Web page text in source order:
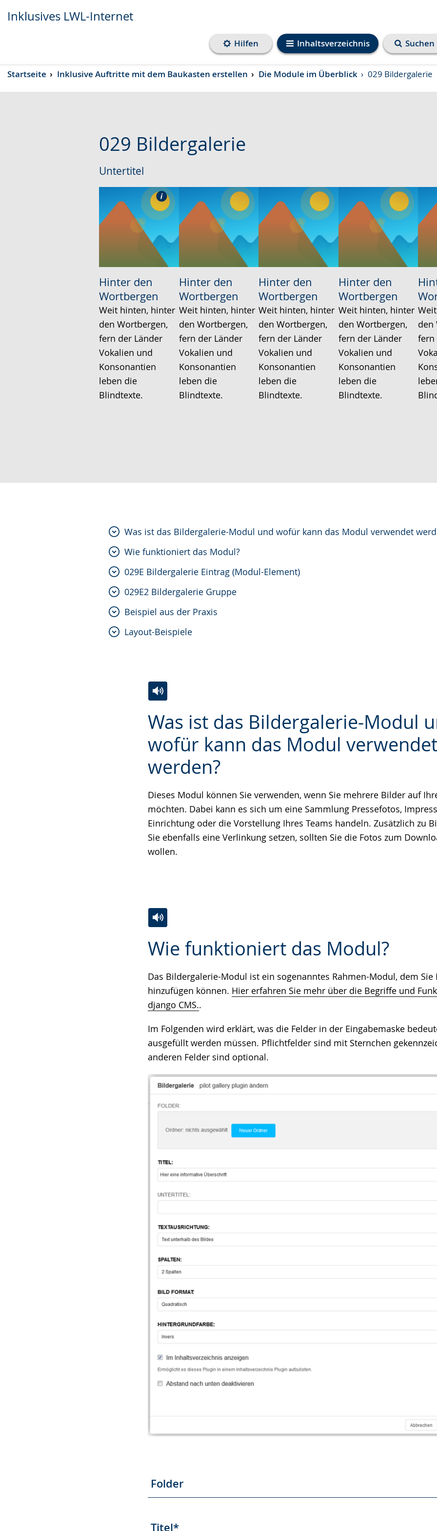
Transkript anzeigen
Abspielen
Pausieren
Inklusives LWL-Internet
Inhaltsverzeichnis
Hilfen Suchen
Startseite Inklusive Auftritte mit dem Baukasten erstellen Die Module im Überblick 029 Bildergalerie
029 Bildergalerie
Untertitel
Hinter den
Wortbergen
Weit hinten, hinter
den Wortbergen,
fern der Länder
Vokalien und
Konsonantien
leben die
Blindtexte.
Hinter den
Wortbergen
Weit hinten, hinter
den Wortbergen,
fern der Länder
Vokalien und
Konsonantien
leben die
Blindtexte.
Hinter den
Wortbergen
Weit hinten, hinter
den Wortbergen,
fern der Länder
Vokalien und
Konsonantien
leben die
Blindtexte.
Hinter den
Wortbergen
Weit hinten, hinter
den Wortbergen,
fern der Länder
Vokalien und
Konsonantien
leben die
Blindtexte.
den
fern
Was ist das Bildergalerie-Modul und wofür kann das Modul verwendet
Wie funktioniert das Modul?
029E Bildergalerie Eintrag (Modul-Element)
029E2 Bildergalerie Gruppe
Beispiel aus der Praxis
Layout-Beispiele
Was ist das Bildergalerie-Modul
wofür kann das Modul verwendet
werden?
Dieses Modul können Sie verwenden, wenn Sie mehrere Bilder auf
möchten. Dabei kann es sich um eine Sammlung Pressefotos,
Einrichtung oder die Vorstellung Ihres Teams handeln. Zusätzlich zu
Sie ebenfalls eine Verlinkung setzen, sollten Sie die Fotos zum
wollen.
Leichten
Sprache
wechseln.
Audio-
Unterstützung.
Video
Deutscher
Gebärdensprache
angezeigt.
Wie funktioniert das Modul?
Das Bildergalerie-Modul ist ein sogenanntes Rahmen-Modul, dem Sie
hinzufügen können. Hier erfahren Sie mehr über die Begriffe und
django CMS..
Im Folgenden wird erklärt, was die Felder in der Eingabemaske
ausgefüllt werden müssen. Pflichtfelder sind mit Sternchen
anderen Felder sind optional.
Leichten
wechseln.
Audio-
Video
Deutscher
Gebärdensprache
wird
Folder
Titel*